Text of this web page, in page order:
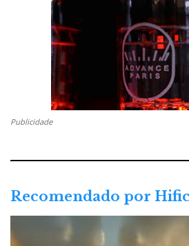
Publicidade
Recomendado por